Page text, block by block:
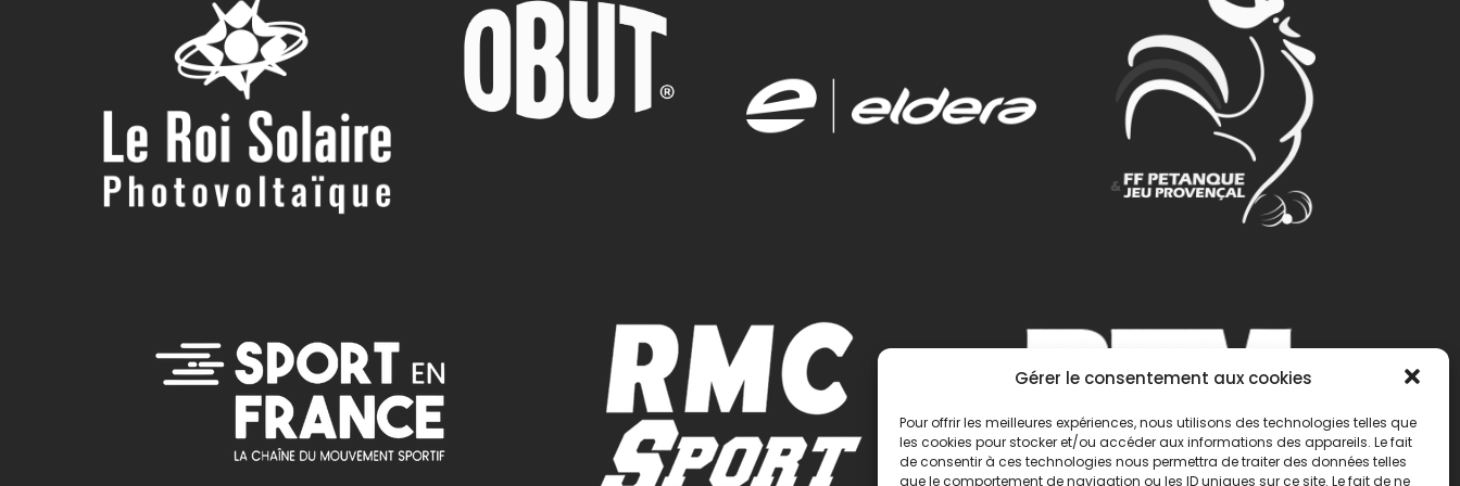
Gérer le consentement aux cookies
Pour offrir les meilleures expériences, nous utilisons des technologies telles que
les cookies pour stocker et/ou accéder aux informations des appareils. Le fait
de consentir à ces technologies nous permettra de traiter des données telles
que le comportement de navigation ou les ID uniques sur ce site. Le fait de ne